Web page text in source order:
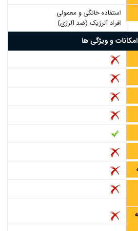
استفاده خانگی و معمولی
افراد آلرژیک (ضد آلرژی)
امکانات و ویژگی ها